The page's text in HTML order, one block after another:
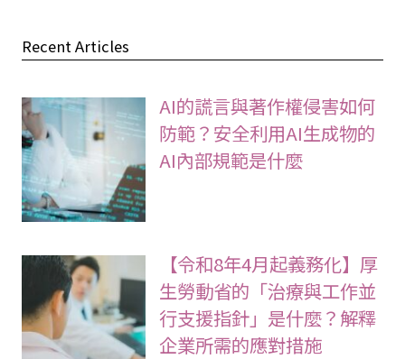
Recent Articles
AI的謊言與著作權侵害如何
防範？安全利用AI生成物的
AI內部規範是什麼
【令和8年4月起義務化】厚
生勞動省的「治療與工作並
行支援指針」是什麼？解釋
企業所需的應對措施